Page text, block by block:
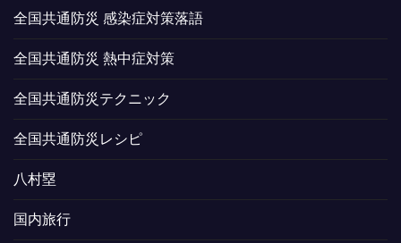
全国共通防災 感染症対策落語
全国共通防災 熱中症対策
全国共通防災テクニック
全国共通防災レシピ
八村塁
国内旅行